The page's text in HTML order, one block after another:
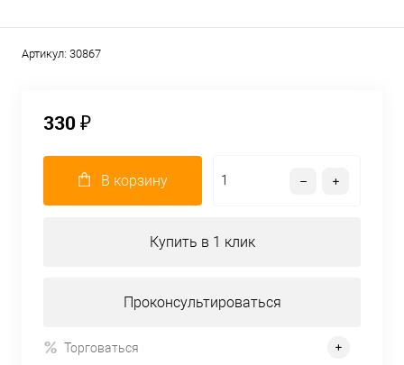
Артикул: 30867
330 ₽
В корзину
Купить в 1 клик
Проконсультироваться
Торговаться